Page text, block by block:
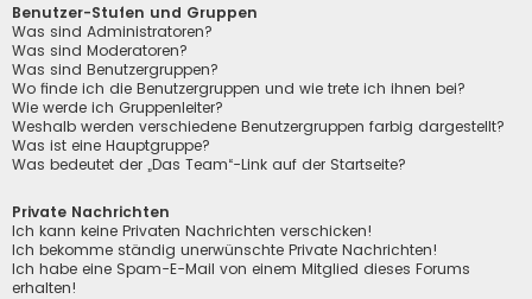
Benutzer-Stufen und Gruppen
Was sind Administratoren?
Was sind Moderatoren?
Was sind Benutzergruppen?
Wo finde ich die Benutzergruppen und wie trete ich ihnen bei?
Wie werde ich Gruppenleiter?
Weshalb werden verschiedene Benutzergruppen farbig dargestellt?
Was ist eine Hauptgruppe?
Was bedeutet der „Das Team“-Link auf der Startseite?
Private Nachrichten
Ich kann keine Privaten Nachrichten verschicken!
Ich bekomme ständig unerwünschte Private Nachrichten!
Ich habe eine Spam-E-Mail von einem Mitglied dieses Forums
erhalten!